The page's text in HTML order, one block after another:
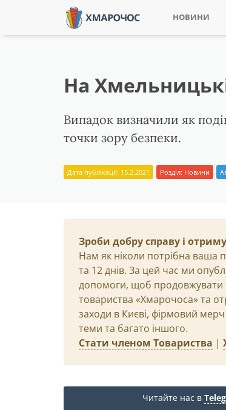
НОВИНИ
На
Випадок визначили як
точки зору безпеки.
Дата публікації: 15.2.2021 Розділ: Новини
Зроби добру справу і
Нам як ніколи потрібна ваша
та 12 днів. За цей час ми
допомоги, щоб продовжувати
товариства «Хмарочоса» та
заходи в Києві, фірмовий
теми та багато іншого.
Стати членом Товариства |
Читайте нас в